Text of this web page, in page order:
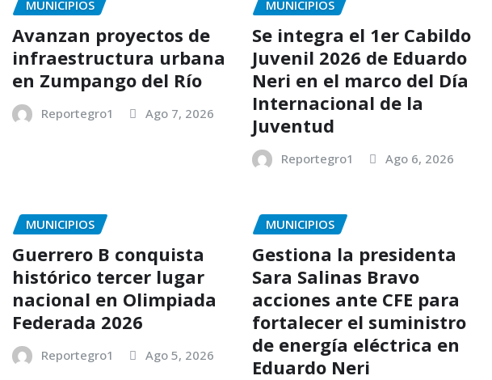
MUNICIPIOS
Avanzan proyectos de
infraestructura urbana
en Zumpango del Río
Reportegro1 Ago 7, 2026
MUNICIPIOS
Se integra el 1er Cabildo
Juvenil 2026 de Eduardo
Neri en el marco del Día
Internacional de la
Juventud
Reportegro1 Ago 6, 2026
MUNICIPIOS
Guerrero B conquista
histórico tercer lugar
nacional en Olimpiada
Federada 2026
Reportegro1 Ago 5, 2026
MUNICIPIOS
Gestiona la presidenta
Sara Salinas Bravo
acciones ante CFE para
fortalecer el suministro
de energía eléctrica en
Eduardo Neri